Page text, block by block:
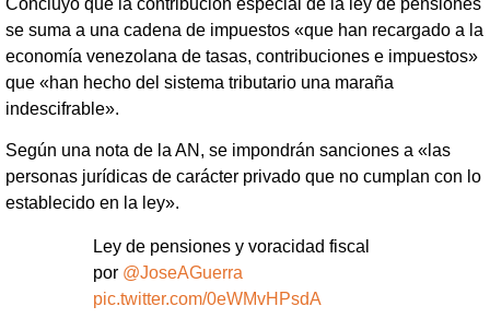
se suma a una cadena de impuestos «que han recargado a la
economía venezolana de tasas, contribuciones e impuestos»
que «han hecho del sistema tributario una maraña
indescifrable».
Según una nota de la AN, se impondrán sanciones a «las
personas jurídicas de carácter privado que no cumplan con lo
establecido en la ley».
Ley de pensiones y voracidad fiscal
por @JoseAGuerra
pic.twitter.com/0eWMvHPsdA